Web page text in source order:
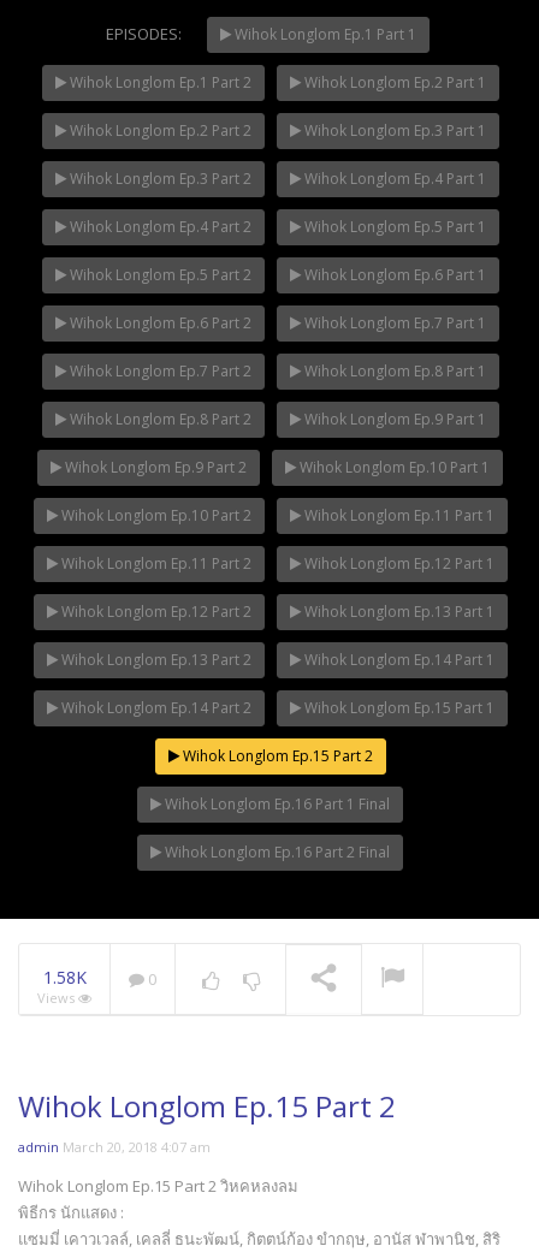
NOW PLAYING Mani Nakha Ep.14
EPISODES: Wihok Longlom Ep.1 Part 1
Wihok Longlom Ep.1 Part 2 Wihok Longlom Ep.2 Part 1
Wihok Longlom Ep.2 Part 2 Wihok Longlom Ep.3 Part 1
Wihok Longlom Ep.3 Part 2 Wihok Longlom Ep.4 Part 1
Wihok Longlom Ep.4 Part 2 Wihok Longlom Ep.5 Part 1
Wihok Longlom Ep.5 Part 2 Wihok Longlom Ep.6 Part 1
Wihok Longlom Ep.6 Part 2 Wihok Longlom Ep.7 Part 1
Wihok Longlom Ep.7 Part 2 Wihok Longlom Ep.8 Part 1
Wihok Longlom Ep.8 Part 2 Wihok Longlom Ep.9 Part 1
Wihok Longlom Ep.9 Part 2 Wihok Longlom Ep.10 Part 1
Wihok Longlom Ep.10 Part 2 Wihok Longlom Ep.11 Part 1
Wihok Longlom Ep.11 Part 2 Wihok Longlom Ep.12 Part 1
Wihok Longlom Ep.12 Part 2 Wihok Longlom Ep.13 Part 1
Wihok Longlom Ep.13 Part 2 Wihok Longlom Ep.14 Part 1
Wihok Longlom Ep.14 Part 2 Wihok Longlom Ep.15 Part 1
Wihok Longlom Ep.15 Part 2
Wihok Longlom Ep.16 Part 1 Final
Wihok Longlom Ep.16 Part 2 Final
1.58K
Views
0
Wihok Longlom Ep.15 Part 2
admin March 20, 2018 4:07 am
Wihok Longlom Ep.15 Part 2 วิหคหลงลม
พิธีกร นักแสดง :
แซมมี่ เคาวเวลล์, เคลลี่ ธนะพัฒน์, กิตตน์ก้อง ขำกฤษ, อานัส ฬาพานิช, สิริ